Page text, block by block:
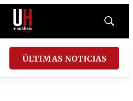
Mostrar
ÚLTIMAS NOTICIAS